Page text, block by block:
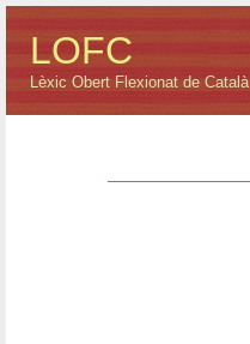
LOFC
Lèxic Obert Flexionat de Català